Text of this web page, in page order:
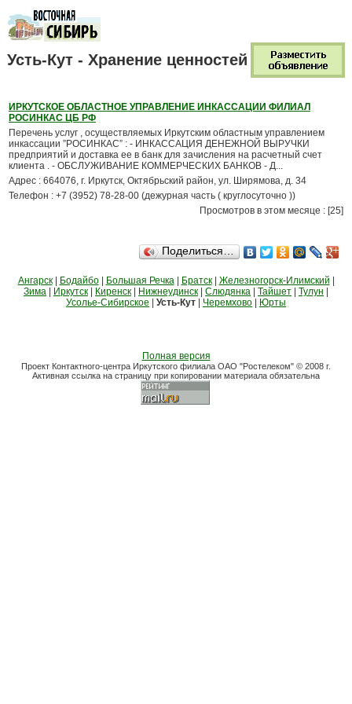
Усть-Кут - Хранение ценностей
ИРКУТСКОЕ ОБЛАСТНОЕ УПРАВЛЕНИЕ ИНКАССАЦИИ ФИЛИАЛ
РОСИНКАС ЦБ РФ
Перечень услуг , осуществляемых Иркутским областным управлением
инкассации ”РОСИНКАС” : - ИНКАССАЦИЯ ДЕНЕЖНОЙ ВЫРУЧКИ
предприятий и доставка ее в банк для зачисления на расчетный счет
клиента . - ОБСЛУЖИВАНИЕ КОММЕРЧЕСКИХ БАНКОВ - Д...
Адрес : 664076, г. Иркутск, Октябрьский район, ул. Ширямова, д. 34
Телефон : +7 (3952) 78-28-00 (дежурная часть ( круглосуточно ))
Просмотров в этом месяце : [25]
Поделиться…
Ангарск| Бодайбо| Большая Речка| Братск| Железногорск-Илимский
Зима
Иркутск Киренск Нижнеудинск Слюдянка Тайшет Тулун
Усолье-Сибирское
Усть-Кут Черемхово Юрты
Полная версия
Проект Контактного-центра Иркутского филиала ОАО "Ростелеком" © 2008 г.
Активная ссылка на страницу при копировании материала обязательна